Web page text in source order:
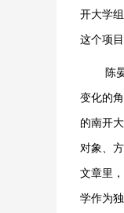
开大学
这个项
陈
变化的
的南开
对象、
文章里
学作为